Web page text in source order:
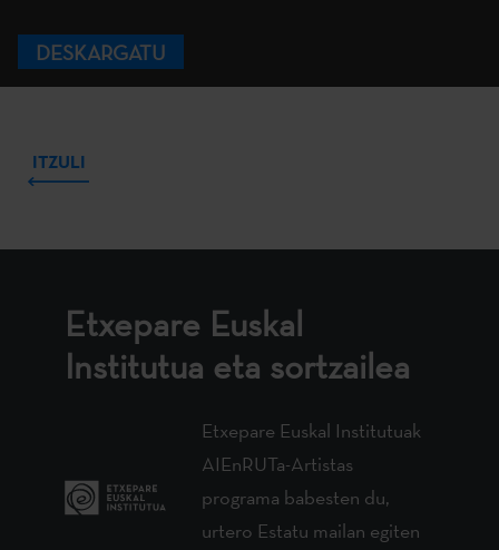
DESKARGATU
ITZULI
Etxepare Euskal
Institutua eta sortzailea
Etxepare Euskal Institutuak
AIEnRUTa-Artistas
programa babesten du,
urtero Estatu mailan egiten